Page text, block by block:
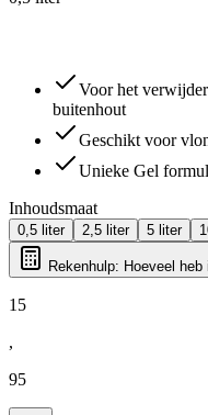
Voor het
buitenhout
Geschikt voor
Unieke Gel
Inhoudsmaat
0,5 liter 2,5 liter 5 liter
Rekenhulp: Hoeveel heb
15
,
95